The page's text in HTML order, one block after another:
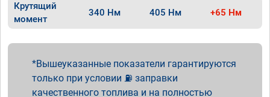
Крутящий
момент
340 Нм 405 Нм +65 Нм
Вышеуказанные показатели гарантируются
только при условии ⛽ заправки
качественного топлива и на полностью